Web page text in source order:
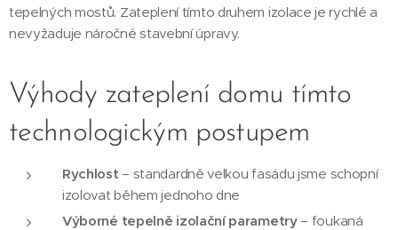
tepelných mostů. Zateplení tímto druhem izolace je rychlé a
nevyžaduje náročné stavební úpravy.
Výhody zateplení domu tímto
technologickým postupem
Rychlost – standardně velkou fasádu jsme schopní
izolovat během jednoho dne
Výborné tepelně izolační parametry– foukaná